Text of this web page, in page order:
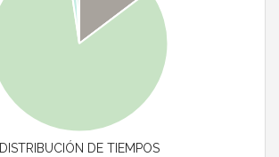
DISTRIBUCIÓN DE TIEMPOS